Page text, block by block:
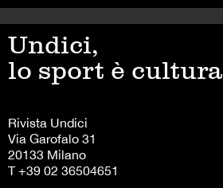
Undici,
lo sport è cultura
Rivista Undici
Via Garofalo 31
20133 Milano
T +39 02 36504651